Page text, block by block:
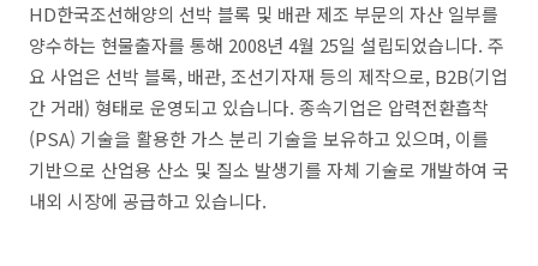
HD한국조선해양의 선박 블록 및 배관 제조 부문의 자산 일부를
양수하는 현물출자를 통해 2008년 4월 25일 설립되었습니다. 주
요 사업은 선박 블록, 배관, 조선기자재 등의 제작으로, B2B(기업
간 거래) 형태로 운영되고 있습니다. 종속기업은 압력전환흡착
(PSA) 기술을 활용한 가스 분리 기술을 보유하고 있으며, 이를
기반으로 산업용 산소 및 질소 발생기를 자체 기술로 개발하여 국
내외 시장에 공급하고 있습니다.